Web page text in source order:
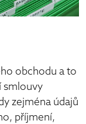
obchodu a to
smlouvy
zejména údajů
příjmení,